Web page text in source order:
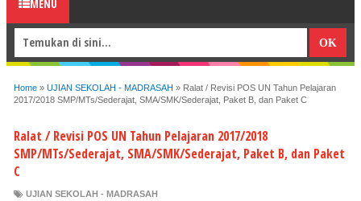
MENU
Home » UJIAN SEKOLAH - MADRASAH » Ralat / Revisi POS UN Tahun Pelajaran
2017/2018 SMP/MTs/Sederajat, SMA/SMK/Sederajat, Paket B, dan Paket C
Ralat / Revisi POS UN Tahun Pelajaran 2017/2018
SMP/MTs/Sederajat, SMA/SMK/Sederajat, Paket B, dan Paket
C
UJIAN SEKOLAH - MADRASAH